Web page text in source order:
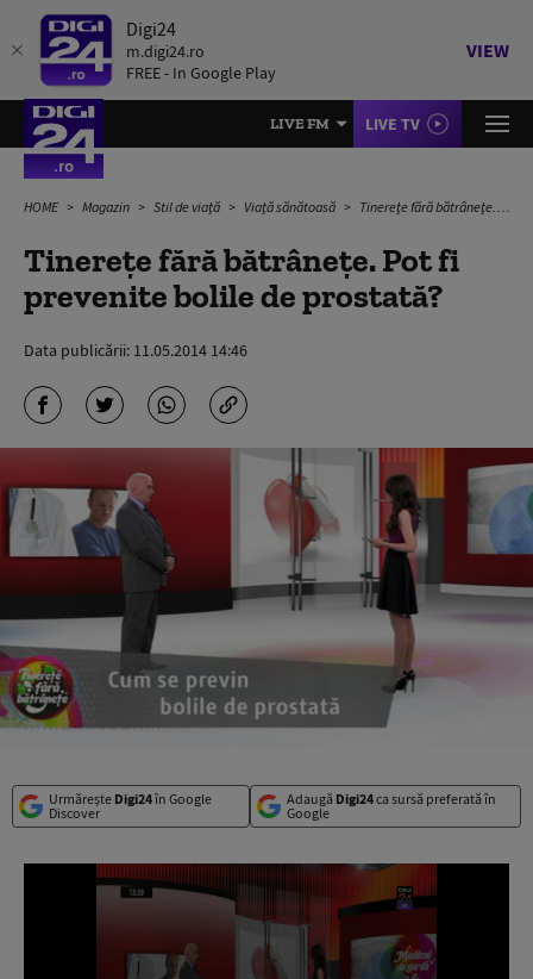
Digi24
m.digi24.ro
FREE - In Google Play
VIEW
LIVE FM LIVE TV
HOME Magazin Stil de viață Viață sănătoasă Tinerețe fără bătrânețe. Pot fi prevenite bolile de prostată?
Tinerețe fără bătrânețe. Pot fi
prevenite bolile de prostată?
Data publicării: 11.05.2014 14:46
Urmărește Digi24în Google
Discover
Adaugă Digi24ca sursă preferată în
Google